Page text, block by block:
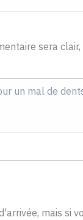
sera
mais si